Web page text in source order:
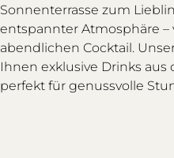
Sonnenterrasse zum
entspannter Atmosphäre –
abendlichen Cocktail.
Ihnen exklusive Drinks aus
perfekt für genussvolle